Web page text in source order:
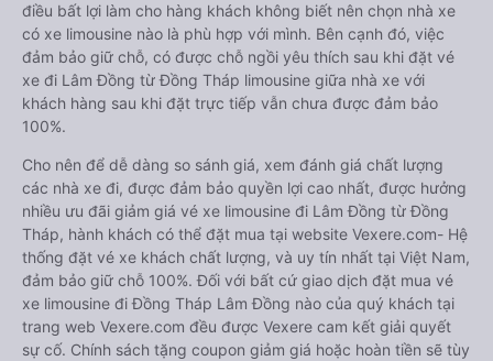
điều bất lợi làm cho hàng khách không biết nên chọn nhà xe
có xe limousine nào là phù hợp với mình. Bên cạnh đó, việc
đảm bảo giữ chỗ, có được chỗ ngồi yêu thích sau khi đặt vé
xe đi Lâm Đồng từ Đồng Tháp limousine giữa nhà xe với
khách hàng sau khi đặt trực tiếp vẫn chưa được đảm bảo
100%.
Cho nên để dễ dàng so sánh giá, xem đánh giá chất lượng
các nhà xe đi, được đảm bảo quyền lợi cao nhất, được hưởng
nhiều ưu đãi giảm giá vé xe limousine đi Lâm Đồng từ Đồng
Tháp, hành khách có thể đặt mua tại website Vexere.com- Hệ
thống đặt vé xe khách chất lượng, và uy tín nhất tại Việt Nam,
đảm bảo giữ chỗ 100%. Đối với bất cứ giao dịch đặt mua vé
xe limousine đi Đồng Tháp Lâm Đồng nào của quý khách tại
trang web Vexere.com đều được Vexere cam kết giải quyết
sự cố. Chính sách tặng coupon giảm giá hoặc hoàn tiền sẽ tùy